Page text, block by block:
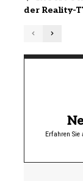
der Reality-
Erfahren Sie